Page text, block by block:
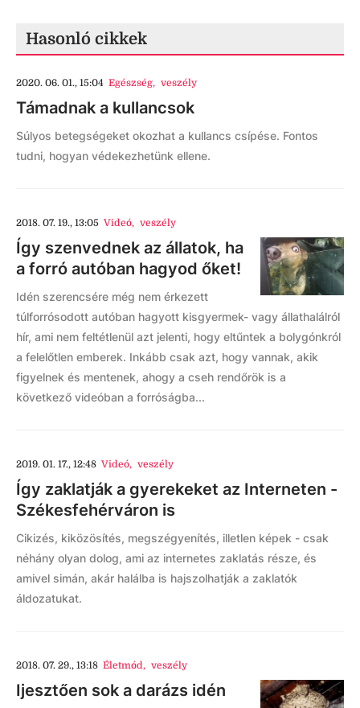
Hasonló cikkek
2020. 06. 01., 15:04 Egészség, veszély
Támadnak a kullancsok
Súlyos betegségeket okozhat a kullancs csípése. Fontos
tudni, hogyan védekezhetünk ellene.
2018. 07. 19., 13:05 Videó, veszély
Így szenvednek az állatok, ha
a forró autóban hagyod őket!
Idén szerencsére még nem érkezett
túlforrósodott autóban hagyott kisgyermek- vagy állathalálról
hír, ami nem feltétlenül azt jelenti, hogy eltűntek a bolygónkról
a felelőtlen emberek. Inkább csak azt, hogy vannak, akik
figyelnek és mentenek, ahogy a cseh rendőrök is a
következő videóban a forróságba...
2019. 01. 17., 12:48 Videó, veszély
Így zaklatják a gyerekeket az Interneten -
Székesfehérváron is
Cikizés, kiközösítés, megszégyenítés, illetlen képek - csak
néhány olyan dolog, ami az internetes zaklatás része, és
amivel simán, akár halálba is hajszolhatják a zaklatók
áldozatukat.
2018. 07. 29., 13:18 Életmód, veszély
Ijesztően sok a darázs idén